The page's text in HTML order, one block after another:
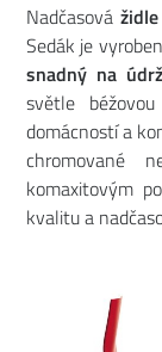
Nadčasová
Sedák je
snadný na
světle
domácností a
chromované
komaxitovým
kvalitu a